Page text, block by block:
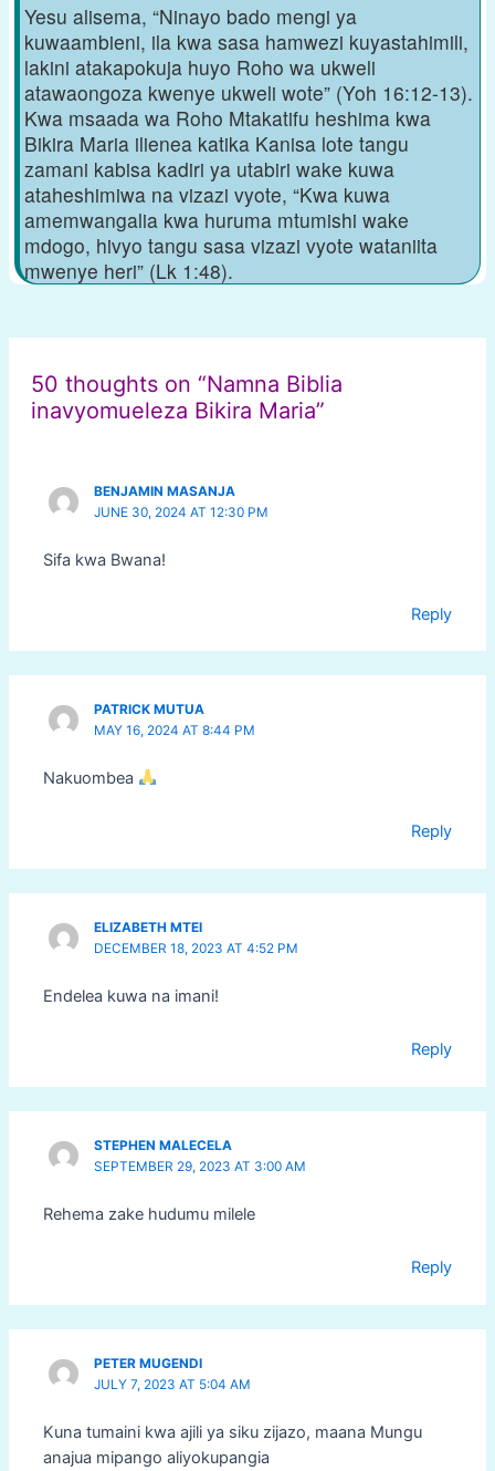
Yesu alisema, “Ninayo bado mengi ya
kuwaambieni, ila kwa sasa hamwezi kuyastahimili,
lakini atakapokuja huyo Roho wa ukweli
atawaongoza kwenye ukweli wote” (Yoh 16:12-13).
Kwa msaada wa Roho Mtakatifu heshima kwa
Bikira Maria ilienea katika Kanisa lote tangu
zamani kabisa kadiri ya utabiri wake kuwa
ataheshimiwa na vizazi vyote, “Kwa kuwa
amemwangalia kwa huruma mtumishi wake
mdogo, hivyo tangu sasa vizazi vyote wataniita
mwenye heri” (Lk 1:48).
50 thoughts on “Namna Biblia
inavyomueleza Bikira Maria”
BENJAMIN MASANJA
JUNE 30, 2024 AT 12:30 PM
Sifa kwa Bwana!
Reply
PATRICK MUTUA
MAY 16, 2024 AT 8:44 PM
Nakuombea
Reply
ELIZABETH MTEI
DECEMBER 18, 2023 AT 4:52 PM
Endelea kuwa na imani!
Reply
STEPHEN MALECELA
SEPTEMBER 29, 2023 AT 3:00 AM
Rehema zake hudumu milele
Reply
PETER MUGENDI
JULY 7, 2023 AT 5:04 AM
Kuna tumaini kwa ajili ya siku zijazo, maana Mungu
anajua mipango aliyokupangia